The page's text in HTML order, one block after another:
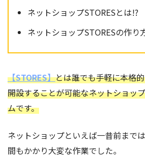
ネットショップSTORESとは!?
ネットショップSTORESの作り
【STORES】とは誰でも手軽に本格
開設することが可能なネットショッ
ムです。
ネットショップといえば一昔前まで
間もかかり大変な作業でした。